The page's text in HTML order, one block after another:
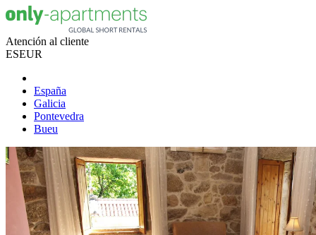
Atención al cliente
ESEUR
España
Galicia
Pontevedra
Bueu